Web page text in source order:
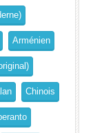
Arménien
Chinois